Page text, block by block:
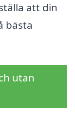
att din
bästa
utan